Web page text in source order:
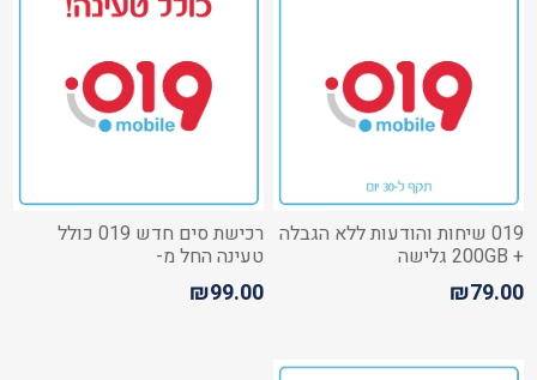
019 שיחות והודעות ללא הגבלה
+ 200GB גלישה
₪79.00
רכישת סים חדש 019 כולל
טעינה החל מ-
₪99.00